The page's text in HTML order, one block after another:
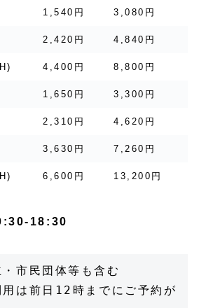
1,540円 3,080円
2,420円 4,840円
4,400円 8,800円
1,650円 3,300円
2,310円 4,620円
3,630円 7,260円
6,600円 13,200円
18:30
市民団体等も含む
は前日12時までにご予約が